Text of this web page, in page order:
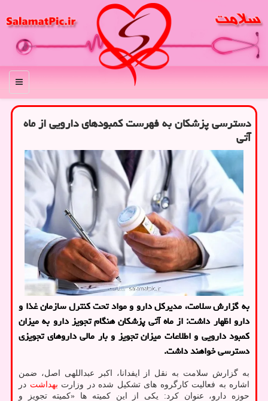
منو
دسترسی پزشکان به فهرست کمبودهای دارویی از ماه
آتی
به گزارش سلامت، مدیرکل دارو و مواد تحت کنترل سازمان غذا و
دارو اظهار داشت: از ماه آتی پزشکان هنگام تجویز دارو به میزان
کمبود دارویی و اطلاعات میزان تجویز و بار مالی داروهای تجویزی
دسترسی خواهند داشت.
به گزارش سلامت به نقل از ایفدانا، اکبر عبداللهی اصل، ضمن
اشاره به فعالیت کارگروه های تشکیل شده در وزارت بهداشت در
حوزه دارو، عنوان کرد: یکی از این کمیته ها «کمیته تجویز و